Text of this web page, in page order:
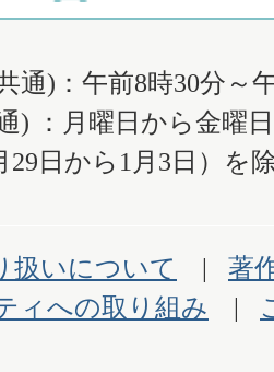
通)：午前8時30分～
) ：月曜日から金曜
29日から1月3日）を
扱いについて
著
ィへの取り組み